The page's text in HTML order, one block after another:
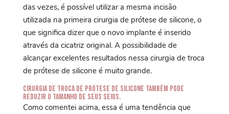
das vezes, é possível utilizar a mesma incisão
utilizada na primeira cirurgia de prótese de silicone, o
que significa dizer que o novo implante é inserido
através da cicatriz original. A possibilidade de
alcançar excelentes resultados nessa cirurgia de troca
de prótese de silicone é muito grande.
Cirurgia de troca de prótese de silicone também pode
reduzir o tamanho de seus seios.
Como comentei acima, essa é uma tendência que